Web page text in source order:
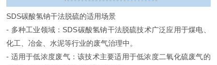
SDS碳酸氢钠干法脱硫的适用场景
- 多种工业领域：SDS碳酸氢钠干法脱硫技术广泛应用于煤电、
化工、冶金、水泥等行业的废气治理中。
- 适用于低浓度废气：该技术主要适用于低浓度二氧化硫废气的